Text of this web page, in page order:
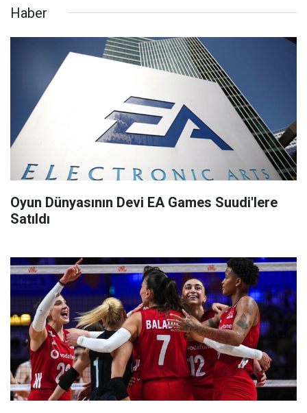
Haber
Oyun Dünyasının Devi EA Games Suudi'lere
Satıldı